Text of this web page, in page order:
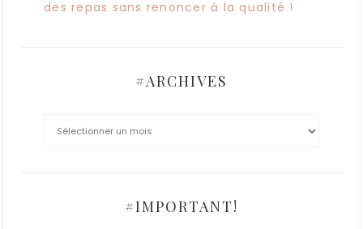
des repas sans renoncer à la qualité !
#ARCHIVES
#IMPORTANT!